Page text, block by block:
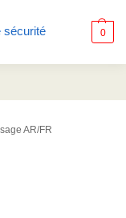
0
AR/FR